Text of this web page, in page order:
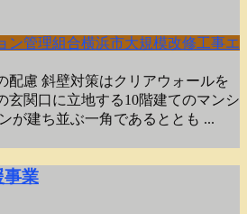
ン管理組合横浜市大規模改修工事エ
配慮 斜壁対策はクリアウォールを
関口に立地する10階建てのマンシ
が建ち並ぶ一角であるととも ...
事業